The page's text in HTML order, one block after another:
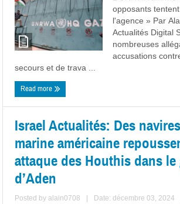
opposants
l'agence » Par
Actualités Digital
nombreuses
accusations
secours et de trava ...
Read more
Israel Actualités: Des
marine américaine
attaque des Houthis dans
d’Aden
Posted byalain0708 Date: décembre 03, 2024